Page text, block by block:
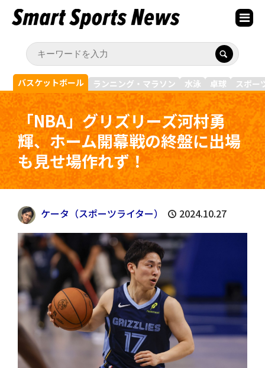
バスケットボール ランニング・マラソン 水泳 卓球 スポー
「NBA」グリズリーズ河村勇
輝、ホーム開幕戦の終盤に出場
も見せ場作れず！
ケータ（スポーツライター） 2024.10.27